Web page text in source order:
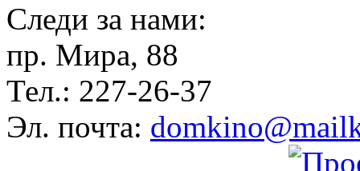
Следи за нами:
пр. Мира, 88
Тел.: 227-26-37
Эл. почта: